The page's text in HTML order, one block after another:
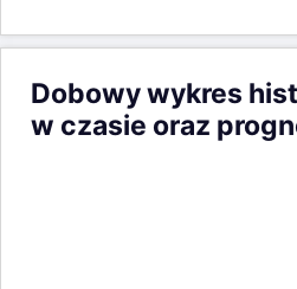
Dobowy wykres
w czasie oraz